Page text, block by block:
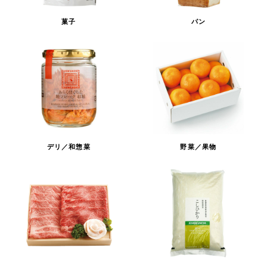
菓子 パン
デリ／和惣菜 野菜／果物